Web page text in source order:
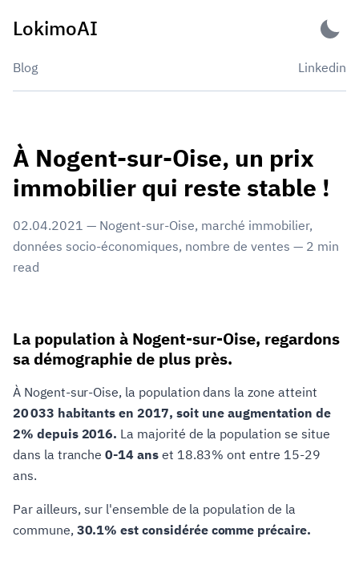
LokimoAI
Blog Linkedin
À Nogent-sur-Oise, un prix
immobilier qui reste stable !
02.04.2021 — Nogent-sur-Oise, marché immobilier,
données socio-économiques, nombre de ventes — 2 min
read
La population à Nogent-sur-Oise, regardons
sa démographie de plus près.
À Nogent-sur-Oise, la population dans la zone atteint
20 033 habitants en 2017, soit une augmentation de
2% depuis 2016. La majorité de la population se situe
dans la tranche0-14 anset 18.83% ont entre 15-29
ans.
Par ailleurs, sur l'ensemble de la population de la
commune, 30.1% est considérée comme précaire.